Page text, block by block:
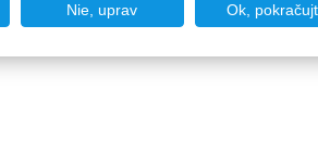
Nie, uprav Ok,